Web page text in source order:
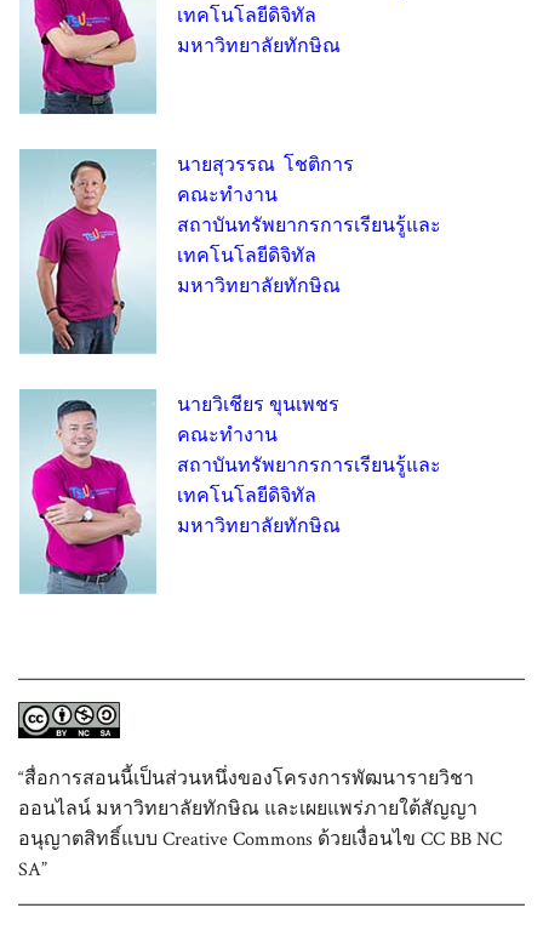
เทคโนโลยีดิจิทัล
มหาวิทยาลัยทักษิณ
นายสุวรรณ โชติการ
คณะทำงาน
สถาบันทรัพยากรการเรียนรู้และ
เทคโนโลยีดิจิทัล
มหาวิทยาลัยทักษิณ
นายวิเชียร ขุนเพชร
คณะทำงาน
สถาบันทรัพยากรการเรียนรู้และ
เทคโนโลยีดิจิทัล
มหาวิทยาลัยทักษิณ
“สื่อการสอนนี้เป็นส่วนหนึ่งของโครงการพัฒนารายวิชา
ออนไลน์ มหาวิทยาลัยทักษิณ และเผยแพร่ภายใต้สัญญา
อนุญาตสิทธิ์แบบ Creative Commons ด้วยเงื่อนไข CC BB NC
SA”